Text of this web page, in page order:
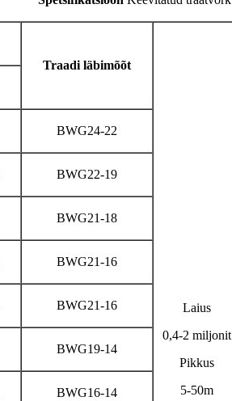
Traadi läbimõõt
Laius
0,4-2 miljonit
Pikkus
5-50m
BWG24-22
BWG22-19
BWG21-18
BWG21-16
BWG21-16
BWG19-14
BWG16-14